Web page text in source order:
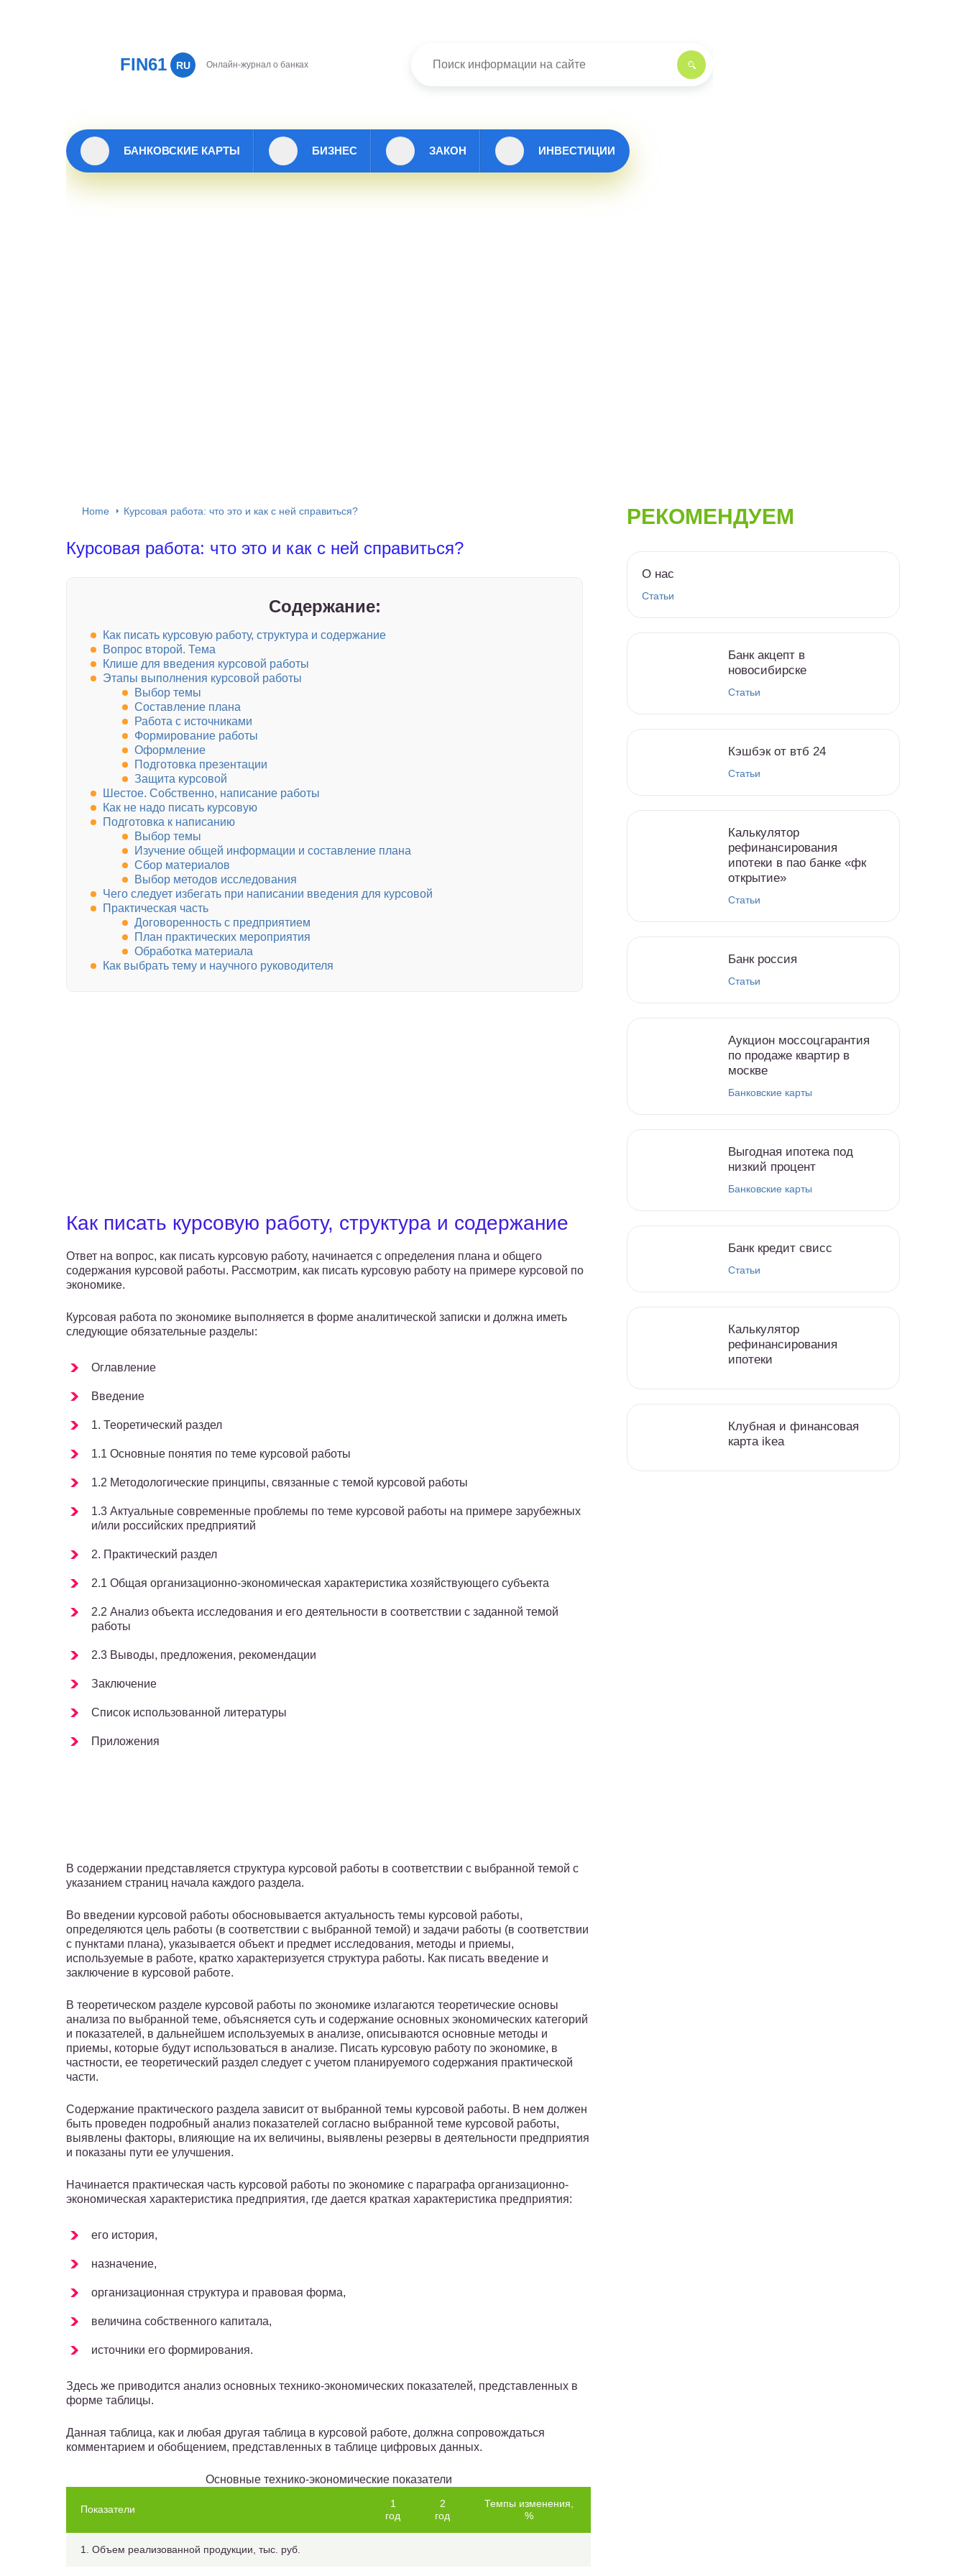
FIN61 RU Онлайн-журнал о банках
БАНКОВСКИЕ КАРТЫ БИЗНЕС ЗАКОН ИНВЕСТИЦИИ
Home Курсовая работа: что это и как с ней справиться?
Курсовая работа: что это и как с ней справиться?
Содержание:
Как писать курсовую работу, структура и содержание
Вопрос второй. Тема
Клише для введения курсовой работы
Этапы выполнения курсовой работы
Выбор темы
Составление плана
Работа с источниками
Формирование работы
Оформление
Подготовка презентации
Защита курсовой
Шестое. Собственно, написание работы
Как не надо писать курсовую
Подготовка к написанию
Выбор темы
Изучение общей информации и составление плана
Сбор материалов
Выбор методов исследования
Чего следует избегать при написании введения для курсовой
Практическая часть
Договоренность с предприятием
План практических мероприятия
Обработка материала
Как выбрать тему и научного руководителя
Как писать курсовую работу, структура и содержание
Ответ на вопрос, как писать курсовую работу, начинается с определения плана и общего
содержания курсовой работы. Рассмотрим, как писать курсовую работу на примере курсовой по
экономике.
Курсовая работа по экономике выполняется в форме аналитической записки и должна иметь
следующие обязательные разделы:
Оглавление
Введение
1. Теоретический раздел
1.1 Основные понятия по теме курсовой работы
1.2 Методологические принципы, связанные с темой курсовой работы
1.3 Актуальные современные проблемы по теме курсовой работы на примере зарубежных
и/или российских предприятий
2. Практический раздел
2.1 Общая организационно-экономическая характеристика хозяйствующего субъекта
2.2 Анализ объекта исследования и его деятельности в соответствии с заданной темой
работы
2.3 Выводы, предложения, рекомендации
Заключение
Список использованной литературы
Приложения
В содержании представляется структура курсовой работы в соответствии с выбранной темой с
указанием страниц начала каждого раздела.
Во введении курсовой работы обосновывается актуальность темы курсовой работы,
определяются цель работы (в соответствии с выбранной темой) и задачи работы (в соответствии
с пунктами плана), указывается объект и предмет исследования, методы и приемы,
используемые в работе, кратко характеризуется структура работы. Как писать введение и
заключение в курсовой работе.
В теоретическом разделе курсовой работы по экономике излагаются теоретические основы
анализа по выбранной теме, объясняется суть и содержание основных экономических категорий
и показателей, в дальнейшем используемых в анализе, описываются основные методы и
приемы, которые будут использоваться в анализе. Писать курсовую работу по экономике, в
частности, ее теоретический раздел следует с учетом планируемого содержания практической
части.
Содержание практического раздела зависит от выбранной темы курсовой работы. В нем должен
быть проведен подробный анализ показателей согласно выбранной теме курсовой работы,
выявлены факторы, влияющие на их величины, выявлены резервы в деятельности предприятия
и показаны пути ее улучшения.
Начинается практическая часть курсовой работы по экономике с параграфа организационно-
экономическая характеристика предприятия, где дается краткая характеристика предприятия:
его история,
назначение,
организационная структура и правовая форма,
величина собственного капитала,
источники его формирования.
Здесь же приводится анализ основных технико-экономических показателей, представленных в
форме таблицы.
Данная таблица, как и любая другая таблица в курсовой работе, должна сопровождаться
комментарием и обобщением, представленных в таблице цифровых данных.
Основные технико-экономические показатели
Показатели
1
год
2
год
Темпы изменения,
%
1. Объем реализованной продукции, тыс. руб.
РЕКОМЕНДУЕМ
О нас
Статьи
Банк акцепт в
новосибирске
Статьи
Кэшбэк от втб 24
Статьи
Калькулятор
рефинансирования
ипотеки в пао банке «фк
открытие»
Статьи
Банк россия
Статьи
Аукцион моссоцгарантия
по продаже квартир в
москве
Банковские карты
Выгодная ипотека под
низкий процент
Банковские карты
Банк кредит свисс
Статьи
Калькулятор
рефинансирования
ипотеки
Клубная и финансовая
карта ikea